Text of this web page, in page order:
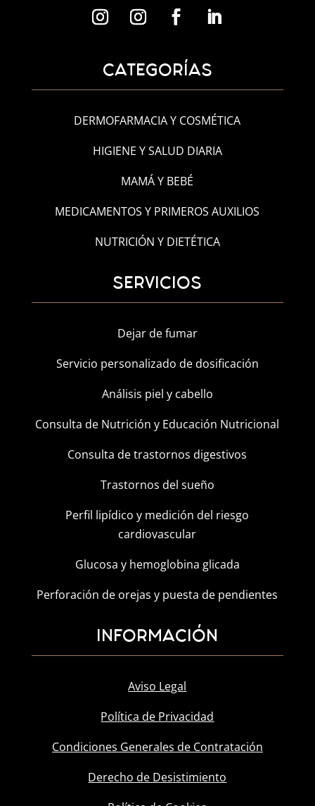
CATEGORÍAS
DERMOFARMACIA Y COSMÉTICA
HIGIENE Y SALUD DIARIA
MAMÁ Y BEBÉ
MEDICAMENTOS Y PRIMEROS AUXILIOS
NUTRICIÓN Y DIETÉTICA
SERVICIOS
Dejar de fumar
Servicio personalizado de dosificación
Análisis piel y cabello
Consulta de Nutrición y Educación Nutricional
Consulta de trastornos digestivos
Trastornos del sueño
Perfil lipídico y medición del riesgo
cardiovascular
Glucosa y hemoglobina glicada
Perforación de orejas y puesta de pendientes
INFORMACIÓN
Aviso Legal
Política de Privacidad
Condiciones Generales de Contratación
Derecho de Desistimiento